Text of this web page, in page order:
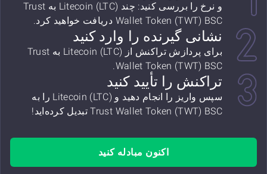
و نرخ را بررسی کنید: چند Litecoin (LTC) به Trust
Wallet Token (TWT) BSC دریافت خواهید کرد.
نشانی گیرنده را وارد کنید
برای پردازش تراکنش از Litecoin (LTC) به Trust
Wallet Token (TWT) BSC.
تراکنش را تأیید کنید
سپس واریز را انجام دهید و Litecoin (LTC) را به
Trust Wallet Token (TWT) BSC تبدیل کرده‌اید!
اکنون مبادله کنید